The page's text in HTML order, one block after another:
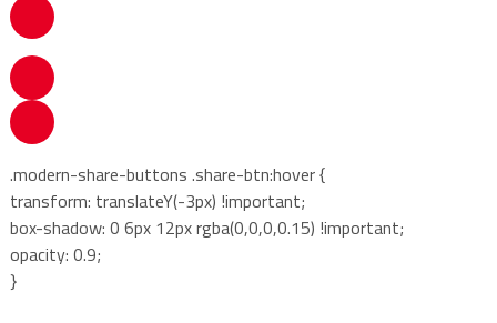
.modern-share-buttons .share-btn:hover {
transform: translateY(-3px) !important;
box-shadow: 0 6px 12px rgba(0,0,0,0.15) !important;
opacity: 0.9;
}